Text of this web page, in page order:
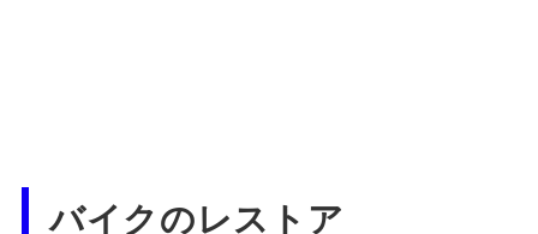
バイクのレストア